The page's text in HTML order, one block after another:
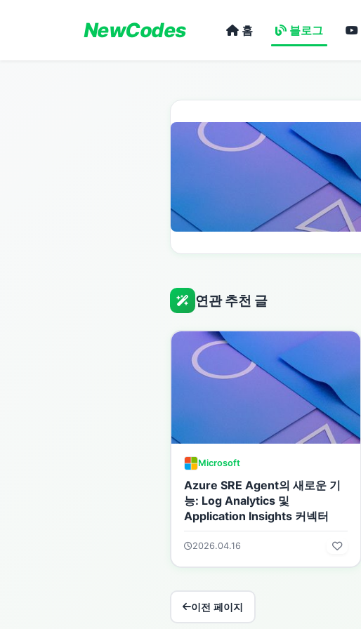
NewCodes 홈 블로그
연관 추천 글
Microsoft
Azure SRE Agent의 새로운 기
능: Log Analytics 및
Application Insights 커넥터
2026.04.16
이전 페이지